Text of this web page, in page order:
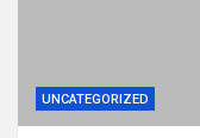
UNCATEGORIZED